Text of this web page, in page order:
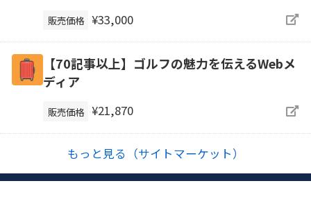
販売価格 ¥33,000
【70記事以上】ゴルフの魅力を伝えるWebメ
ディア
販売価格 ¥21,870
もっと見る（サイトマーケット）